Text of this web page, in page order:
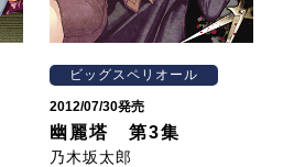
ビッグスペリオール
2012/07/30発売
幽麗塔 第3集
乃木坂太郎